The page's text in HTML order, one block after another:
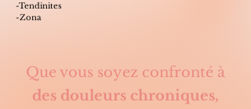
-Tendinites
-Zona
Que vous soyez confronté à
des douleurs chroniques,